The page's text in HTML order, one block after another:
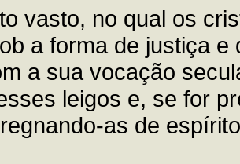
vasto, no qual os
a forma de justiça
a sua vocação
leigos e, se for
as de